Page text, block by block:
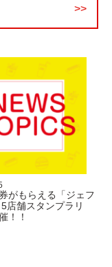
がもらえる「ジェフ
店舗スタンプラリ
！！